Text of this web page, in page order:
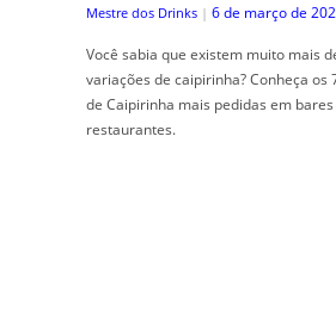
Mestre dos Drinks | 6 de março de
Você sabia que existem muito mais
variações de caipirinha? Conheça os
de Caipirinha mais pedidas em bares
restaurantes.